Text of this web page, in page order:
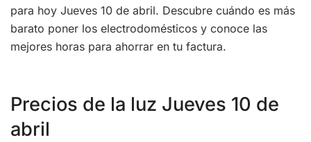
para hoy Jueves 10 de abril. Descubre cuándo es más
barato poner los electrodomésticos y conoce las
mejores horas para ahorrar en tu factura.
Precios de la luz Jueves 10 de
abril